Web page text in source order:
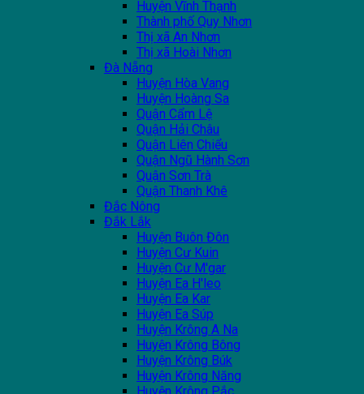
Huyện Vĩnh Thạnh
Thành phố Quy Nhơn
Thị xã An Nhơn
Thị xã Hoài Nhơn
Đà Nẵng
Huyện Hòa Vang
Huyện Hoàng Sa
Quận Cẩm Lệ
Quận Hải Châu
Quận Liên Chiểu
Quận Ngũ Hành Sơn
Quận Sơn Trà
Quận Thanh Khê
Đắc Nông
Đắk Lắk
Huyện Buôn Đôn
Huyện Cư Kuin
Huyện Cư M'gar
Huyện Ea H'leo
Huyện Ea Kar
Huyện Ea Súp
Huyện Krông A Na
Huyện Krông Bông
Huyện Krông Búk
Huyện Krông Năng